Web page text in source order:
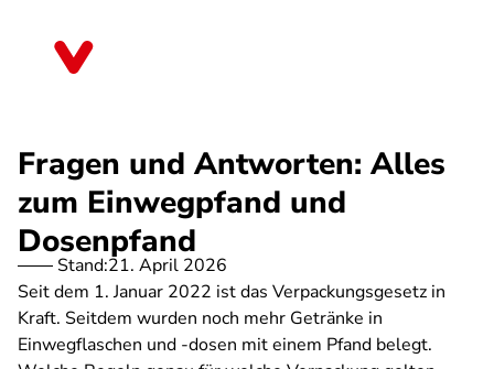
Fragen und Antworten: Alles
zum Einwegpfand und
Dosenpfand
Stand:21. April 2026
Seit dem 1. Januar 2022 ist das Verpackungsgesetz in
Kraft. Seitdem wurden noch mehr Getränke in
Einwegflaschen und -dosen mit einem Pfand belegt.